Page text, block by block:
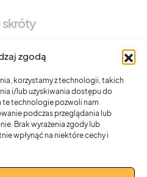
zgodą
korzystamy z technologii, takich
i/lub uzyskiwania dostępu do
te technologie pozwoli nam
podczas przeglądania lub
Brak wyrażenia zgody lub
wpłynąć na niektóre cechy i
skróty
BRAND EXPERIENCE STRATEGY
Top
SYSTEM